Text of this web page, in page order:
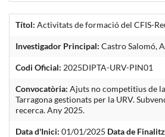
Títol: Activitats de formació del CFIS-
Investigador Principal: Castro Salomó,
Codi Oficial: 2025DIPTA-URV-PIN01
Convocatòria: Ajuts no competitius de
Tarragona gestionats per la URV.
recerca. Any 2025.
Data d'Inici: 01/01/2025 Data de